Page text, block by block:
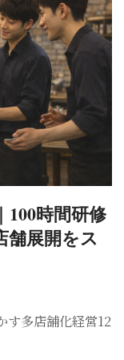
時間研修
舗展開をス
す多店舗化経営12